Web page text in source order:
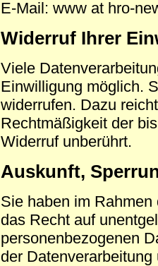
E-Mail: www at hro-
Widerruf Ihrer
Viele
Einwilligung möglich.
widerrufen. Dazu
Rechtmäßigkeit der
Widerruf unberührt.
Auskunft,
Sie haben im
das Recht auf
personenbezogenen
der